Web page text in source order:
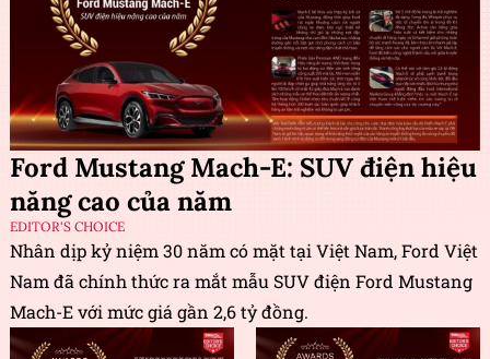
Ford Mustang Mach-E: SUV điện hiệu
năng cao của năm
EDITOR'S CHOICE
Nhân dịp kỷ niệm 30 năm có mặt tại Việt Nam, Ford Việt
Nam đã chính thức ra mắt mẫu SUV điện Ford Mustang
Mach-E với mức giá gần 2,6 tỷ đồng.